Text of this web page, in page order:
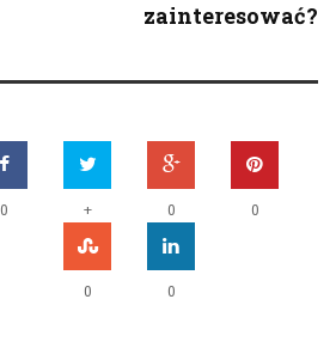
zainteresować?
0 + 0 0
0 0